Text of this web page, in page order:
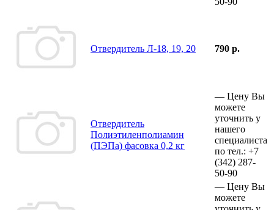
Отвердитель Л-18, 19, 20 790 р.
Отвердитель
Полиэтиленполиамин
(ПЭПа) фасовка 0,2 кг
— Цену Вы
можете
уточнить у
нашего
специалиста
по тел.: +7
(342) 287-
50-90
— Цену Вы
можете